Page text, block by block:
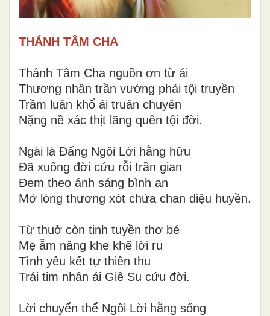
THÁNH TÂM CHA
Thánh Tâm Cha nguồn ơn từ ái
Thương nhân trần vướng phải tội truyền
Trầm luân khổ ải truân chuyên
Nặng nề xác thịt lãng quên tội đời.
Ngài là Đấng Ngôi Lời hằng hữu
Đã xuống đời cứu rỗi trần gian
Đem theo ánh sáng bình an
Mở lòng thương xót chứa chan diệu huyền.
Từ thuở còn tinh tuyền thơ bé
Mẹ ẵm nâng khe khẽ lời ru
Tình yêu kết tự thiên thu
Trái tim nhân ái Giê Su cứu đời.
Lời chuyển thể Ngôi Lời hằng sống